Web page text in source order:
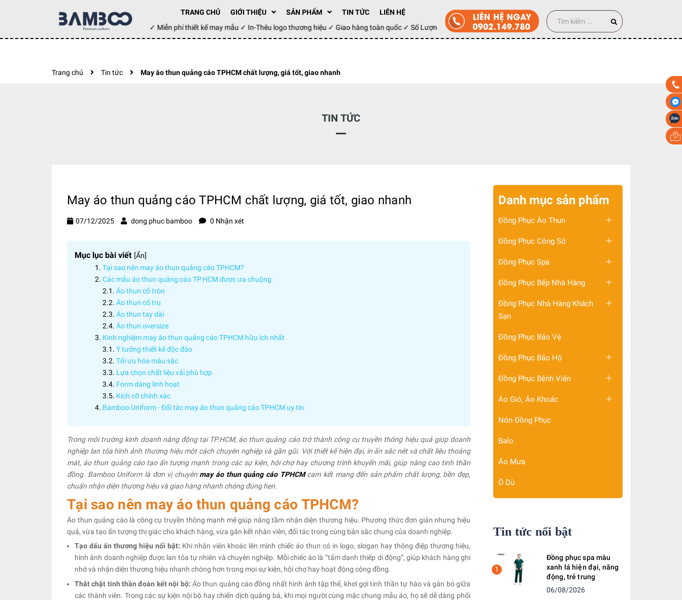
TRANG CHỦ GIỚI THIỆU SẢN PHẨM TIN TỨC
LIÊN HỆ
Đặt hàng hôm nay ✓ Miễn phí thiết kế may mẫu ✓ In-Thêu logo thương hiệu ✓ Giao hàng toàn quốc ✓ Số Lượng 100 cái
Trang chủ Tin tức May áo thun quảng cáo TPHCM chất lượng, giá tốt, giao nhanh
TIN TỨC
May áo thun quảng cáo TPHCM chất lượng, giá tốt, giao nhanh
07/12/2025 dong phuc bamboo 0 Nhận xét
Mục lục bài viết [Ẩn]
Tại sao nên may áo thun quảng cáo TPHCM?
Các mẫu áo thun quảng cáo TP.HCM được ưa chuộng
Áo thun cổ tròn
Áo thun cổ trụ
Áo thun tay dài
Áo thun oversize
Kinh nghiệm may áo thun quảng cáo TPHCM hữu ích nhất
Ý tưởng thiết kế độc đáo
Tối ưu hóa màu sắc
Lựa chọn chất liệu vải phù hợp
Form dáng linh hoạt
Kích cỡ chính xác
Bamboo Uniform - Đối tác may áo thun quảng cáo TPHCM uy tín
Trong môi trường kinh doanh năng động tại TP.HCM, áo thun quảng cáo trở thành công cụ truyền thông hiệu quả giúp doanh
nghiệp lan tỏa hình ảnh thương hiệu một cách chuyên nghiệp và gần gũi. Với thiết kế hiện đại, in ấn sắc nét và chất liệu thoáng
mát, áo thun quảng cáo tạo ấn tượng mạnh trong các sự kiện, hội chợ hay chương trình khuyến mãi, giúp nâng cao tinh thần
đồng. Bamboo Uniform là đơn vị chuyên may áo thun quảng cáo TPHCMcam kết mang đến sản phẩm chất lượng, bền đẹp,
chuẩn nhận diện thương hiệu và giao hàng nhanh chóng đúng hẹn.
Tại sao nên may áo thun quảng cáo TPHCM?
Áo thun quảng cáo là công cụ truyền thông mạnh mẽ giúp nâng tầm nhận diện thương hiệu. Phương thức đơn giản nhưng hiệu
quả, vừa tạo ấn tượng thị giác cho khách hàng, vừa gắn kết nhân viên, đối tác trong cùng bản sắc chung của doanh nghiệp.
Tạo dấu ấn thương hiệu nổi bật: Khi nhân viên khoác lên mình chiếc áo thun có in logo, slogan hay thông điệp thương hiệu,
hình ảnh doanh nghiệp được lan tỏa tự nhiên và chuyên nghiệp. Mỗi chiếc áo là “tấm danh thiếp di động”, giúp khách hàng ghi
nhớ và nhận diện thương hiệu nhanh chóng hơn trong mọi sự kiện, hội chợ hay hoạt động cộng đồng.
Thắt chặt tinh thần đoàn kết nội bộ: Áo thun quảng cáo đồng nhất hình ảnh tập thể, khơi gợi tinh thần tự hào và gắn bó giữa
các thành viên. Trong các sự kiện nội bộ hay chiến dịch quảng bá, khi mọi người cùng mặc chung mẫu áo, họ sẽ dễ dàng phối
Danh mục sản phẩm
Đồng Phục Áo Thun
Đồng Phục Công Sở
Đồng Phục Spa
Đồng Phục Bếp Nhà Hàng
Đồng Phục Nhà Hàng Khách
Sạn
Đồng Phục Bảo Vệ
Đồng Phục Bảo Hộ
Đồng Phục Bệnh Viện
Áo Gió, Áo Khoác
Nón Đồng Phục
Balo
Áo Mưa
Ô Dù
Tin tức nổi bật
1
Đồng phục spa màu
xanh lá hiện đại, năng
động, trẻ trung
06/08/2026